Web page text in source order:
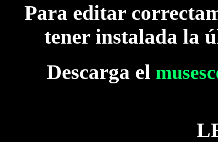
Para editar
tener instalada la
Descarga el